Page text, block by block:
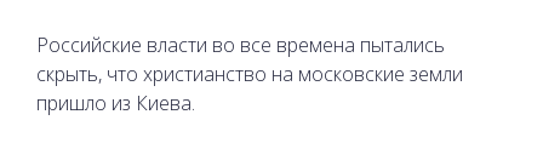
Российские власти во все времена пытались
скрыть, что христианство на московские земли
пришло из Киева.